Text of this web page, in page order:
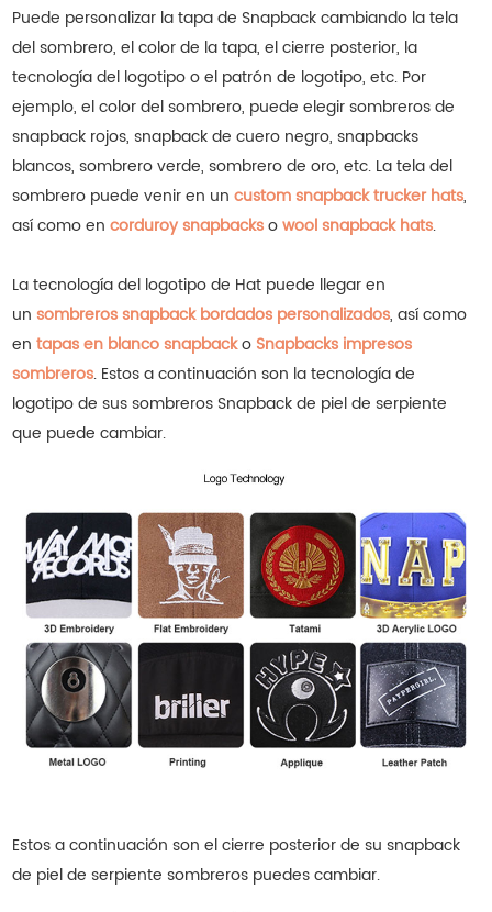
Puede personalizar la tapa de Snapback cambiando la tela
del sombrero, el color de la tapa, el cierre posterior, la
tecnología del logotipo o el patrón de logotipo, etc. Por
ejemplo, el color del sombrero, puede elegir sombreros de
snapback rojos, snapback de cuero negro, snapbacks
blancos, sombrero verde, sombrero de oro, etc. La tela del
sombrero puede venir en uncustom snapback trucker hats,
así como encorduroy snapbacksowool snapback hats.
La tecnología del logotipo de Hat puede llegar en
un sombreros snapback bordados personalizados, así como
entapas en blanco snapbacko Snapbacks impresos
sombreros. Estos a continuación son la tecnología de
logotipo de sus sombreros Snapback de piel de serpiente
que puede cambiar.
Estos a continuación son el cierre posterior de su snapback
de piel de serpientesombreros puedes cambiar.